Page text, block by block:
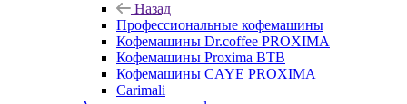
Назад
Профессиональные кофемашины
Кофемашины Dr.coffee PROXIMA
Кофемашины Proxima BTB
Кофемашины CAYE PROXIMA
Carimali